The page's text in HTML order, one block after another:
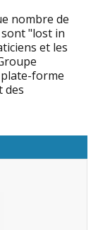
nombre de
"lost in
et les
forme
des